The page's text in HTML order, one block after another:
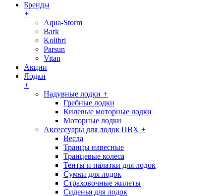
Бренды
+
Aqua-Storm
Bark
Kolibri
Parsun
Vitan
Акции
Лодки
+
Надувные лодки +
Гребные лодки
Килевые моторные лодки
Моторные лодки
Аксессуары для лодок ПВХ +
Весла
Транцы навесные
Транцевые колеса
Тенты и палатки для лодок
Сумки для лодок
Страховочные жилеты
Сиденья для лодок